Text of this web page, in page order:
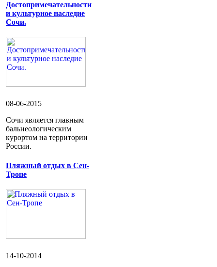
Достопримечательности
и культурное наследие
Сочи.
08-06-2015
Сочи является главным
бальнеологическим
курортом на территории
России.
Пляжный отдых в Сен-
Тропе
14-10-2014